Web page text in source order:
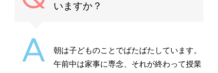
いますか？
朝は子どものことでばたばたしています。
午前中は家事に専念、それが終わって授業